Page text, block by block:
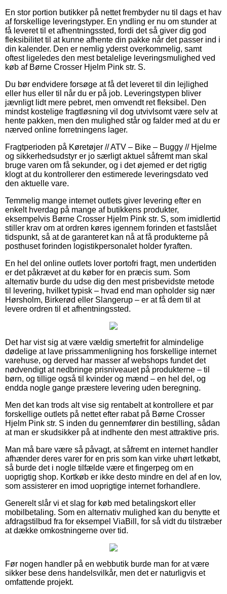
En stor portion butikker på nettet frembyder nu til dags et hav
af forskellige leveringstyper. En yndling er nu om stunder at
få leveret til et afhentningssted, fordi det så giver dig god
fleksibilitet til at kunne afhente din pakke når det passer ind i
din kalender. Den er nemlig yderst overkommelig, samt
oftest ligeledes den mest betalelige leveringsmulighed ved
køb af Børne Crosser Hjelm Pink str. S.
Du bør endvidere forsøge at få det leveret til din lejlighed
eller hus eller til når du er på job. Leveringstypen bliver
jævnligt lidt mere pebret, men omvendt ret fleksibel. Den
mindst kostelige fragtløsning vil dog utvivlsomt være selv at
hente pakken, men den mulighed står og falder med at du er
nærved online forretningens lager.
Fragtperioden på Køretøjer // ATV – Bike – Buggy // Hjelme
og sikkerhedsudstyr er jo særligt aktuel såfremt man skal
bruge varen om få sekunder, og i det øjemed er det rigtig
klogt at du kontrollerer den estimerede leveringsdato ved
den aktuelle vare.
Temmelig mange internet outlets giver levering efter en
enkelt hverdag på mange af butikkens produkter,
eksempelvis Børne Crosser Hjelm Pink str. S, som imidlertid
stiller krav om at ordren køres igennem forinden et fastslået
tidspunkt, så at de garanteret kan nå at få produkterne på
posthuset forinden logistikpersonalet holder fyraften.
En hel del online outlets lover portofri fragt, men undertiden
er det påkrævet at du køber for en præcis sum. Som
alternativ burde du udse dig den mest prisbevidste metode
til levering, hvilket typisk – hvad end man opholder sig nær
Hørsholm, Birkerød eller Slangerup – er at få dem til at
levere ordren til et afhentningssted.
Det har vist sig at være vældig smertefrit for almindelige
dødelige at lave prissammenligning hos forskellige internet
varehuse, og derved har masser af webshops fundet det
nødvendigt at nedbringe prisniveauet på produkterne – til
børn, og tillige også til kvinder og mænd – en hel del, og
endda nogle gange præstere levering uden beregning.
Men det kan trods alt vise sig rentabelt at kontrollere et par
forskellige outlets på nettet efter rabat på Børne Crosser
Hjelm Pink str. S inden du gennemfører din bestilling, sådan
at man er skudsikker på at indhente den mest attraktive pris.
Man må bare være så påvagt, at såfremt en internet handler
afhænder deres varer for en pris som kan virke uhørt letkøbt,
så burde det i nogle tilfælde være et fingerpeg om en
uoprigtig shop. Kortkøb er ikke desto mindre en del af en lov,
som assisterer en imod uoprigtige internet forhandlere.
Generelt slår vi et slag for køb med betalingskort eller
mobilbetaling. Som en alternativ mulighed kan du benytte et
afdragstilbud fra for eksempel ViaBill, for så vidt du tilstræber
at dække omkostningerne over tid.
Før nogen handler på en webbutik burde man for at være
sikker bese dens handelsvilkår, men det er naturligvis et
omfattende projekt.